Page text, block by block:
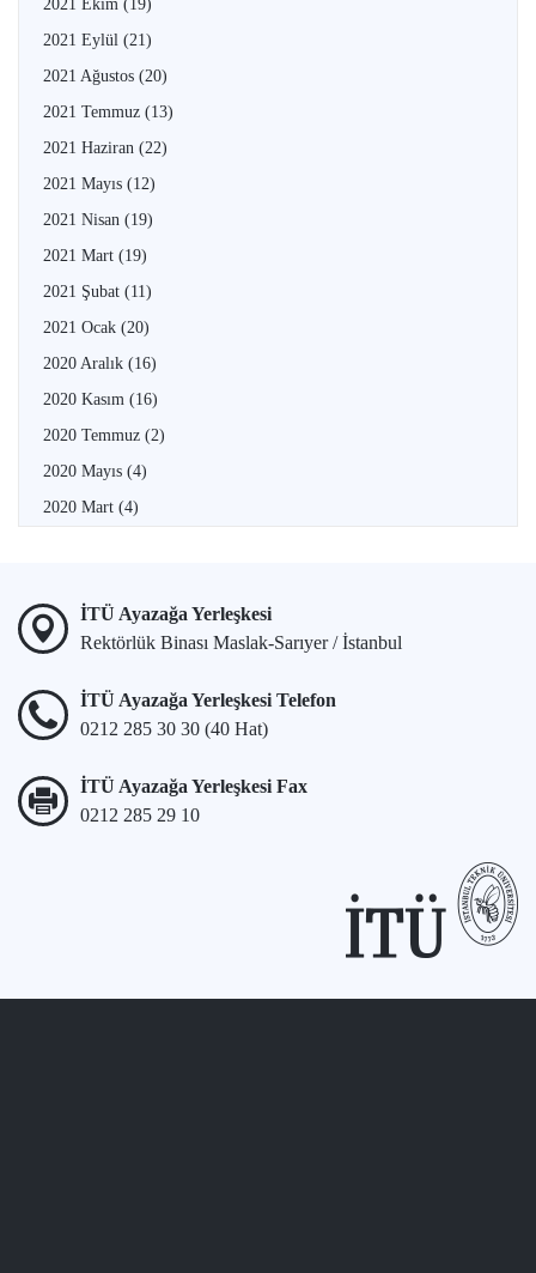
2021 Ekim (19)
2021 Eylül (21)
2021 Ağustos (20)
2021 Temmuz (13)
2021 Haziran (22)
2021 Mayıs (12)
2021 Nisan (19)
2021 Mart (19)
2021 Şubat (11)
2021 Ocak (20)
2020 Aralık (16)
2020 Kasım (16)
2020 Temmuz (2)
2020 Mayıs (4)
2020 Mart (4)
İTÜ Ayazağa Yerleşkesi
Rektörlük Binası Maslak-Sarıyer / İstanbul
İTÜ Ayazağa Yerleşkesi Telefon
0212 285 30 30 (40 Hat)
İTÜ Ayazağa Yerleşkesi Fax
0212 285 29 10